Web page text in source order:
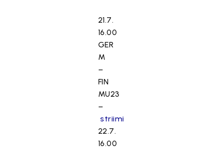
21.7.
16.00
GER
M
–
FIN
MU23
–
striimi
22.7.
16.00